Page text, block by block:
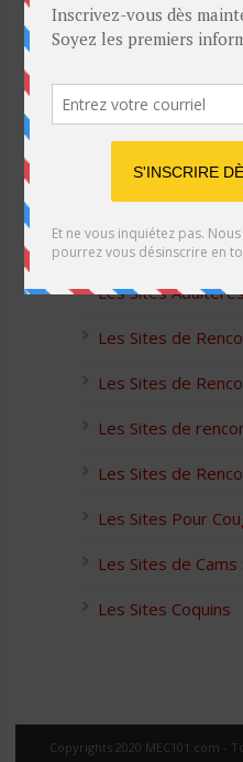
son mari
Listes des Sites de
Les Sites Libertins
Les Apps pour les
Les Sites
Les Sites de
Les Sites de
Les Sites de
Les Sites de
Les Sites Pour
Les Sites de Cams
Les Sites Coquins
Copyrights 2020 MEC101.com -